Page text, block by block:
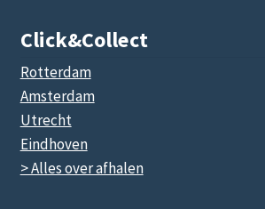
Click&collect
Rotterdam
Amsterdam
Utrecht
Eindhoven
> Alles over afhalen